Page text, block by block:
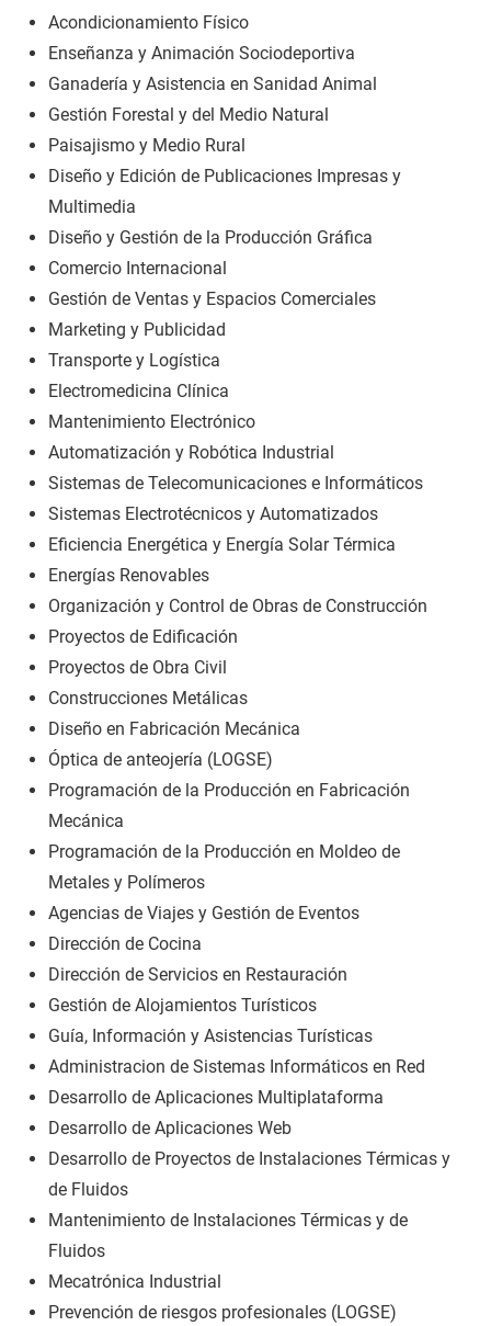
Acondicionamiento Físico
Enseñanza y Animación Sociodeportiva
Ganadería y Asistencia en Sanidad Animal
Gestión Forestal y del Medio Natural
Paisajismo y Medio Rural
Diseño y Edición de Publicaciones Impresas y
Multimedia
Diseño y Gestión de la Producción Gráfica
Comercio Internacional
Gestión de Ventas y Espacios Comerciales
Marketing y Publicidad
Transporte y Logística
Electromedicina Clínica
Mantenimiento Electrónico
Automatización y Robótica Industrial
Sistemas de Telecomunicaciones e Informáticos
Sistemas Electrotécnicos y Automatizados
Eficiencia Energética y Energía Solar Térmica
Energías Renovables
Organización y Control de Obras de Construcción
Proyectos de Edificación
Proyectos de Obra Civil
Construcciones Metálicas
Diseño en Fabricación Mecánica
Óptica de anteojería (LOGSE)
Programación de la Producción en Fabricación
Mecánica
Programación de la Producción en Moldeo de
Metales y Polímeros
Agencias de Viajes y Gestión de Eventos
Dirección de Cocina
Dirección de Servicios en Restauración
Gestión de Alojamientos Turísticos
Guía, Información y Asistencias Turísticas
Administracion de Sistemas Informáticos en Red
Desarrollo de Aplicaciones Multiplataforma
Desarrollo de Aplicaciones Web
Desarrollo de Proyectos de Instalaciones Térmicas y
de Fluidos
Mantenimiento de Instalaciones Térmicas y de
Fluidos
Mecatrónica Industrial
Prevención de riesgos profesionales (LOGSE)